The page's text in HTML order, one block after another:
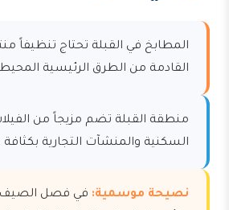
المطابخ في القبلة تحتاج تنظيفاً
القادمة من الطرق الرئيسية
منطقة القبلة تضم مزيجاً من
السكنية والمنشآت التجارية بكثافة
نصيحة موسمية: في فصل الصيف،